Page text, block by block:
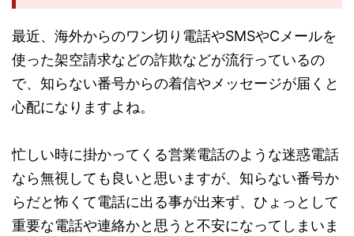
最近、海外からのワン切り電話やSMSやCメールを
使った架空請求などの詐欺などが流行っているの
で、知らない番号からの着信やメッセージが届くと
心配になりますよね。
忙しい時に掛かってくる営業電話のような迷惑電話
なら無視しても良いと思いますが、知らない番号か
らだと怖くて電話に出る事が出来ず、ひょっとして
重要な電話や連絡かと思うと不安になってしまいま